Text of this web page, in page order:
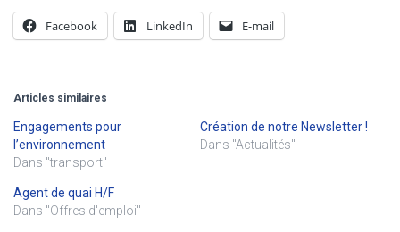
Facebook LinkedIn E-mail
Articles similaires
Engagements pour
l’environnement
Dans "transport"
Création de notre Newsletter !
Dans "Actualités"
Agent de quai H/F
Dans "Offres d'emploi"